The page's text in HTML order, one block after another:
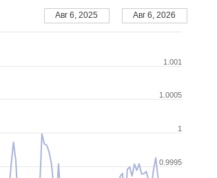
0.9995
1
1.0005
1.001
Авг 6, 2025 Авг 6, 2026